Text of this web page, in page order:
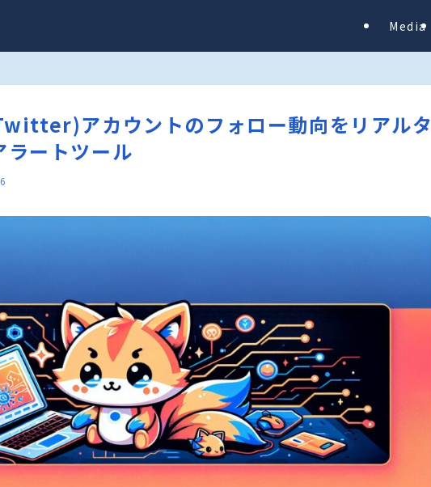
Media
アカウントのフォロー動向をリアルタ
ラートツール